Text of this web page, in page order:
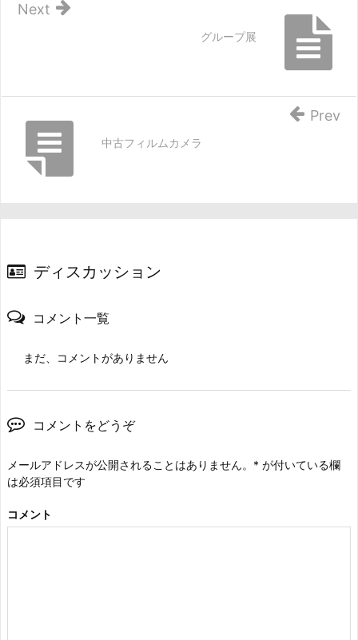
グループ展
Next
中古フィルムカメラ
Prev
ディスカッション
コメント一覧
まだ、コメントがありません
コメントをどうぞ
メールアドレスが公開されることはありません。 * が付いている欄
は必須項目です
コメント